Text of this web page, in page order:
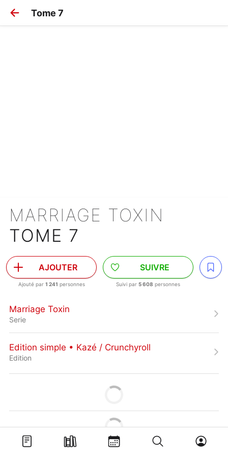
Tome 7
MARRIAGE TOXIN
TOME 7
AJOUTER
Ajouté par 1 241 personnes
SUIVRE
Suivi par 5 608 personnes
Marriage Toxin
Serie
Edition simple • Kazé / Crunchyroll
Edition